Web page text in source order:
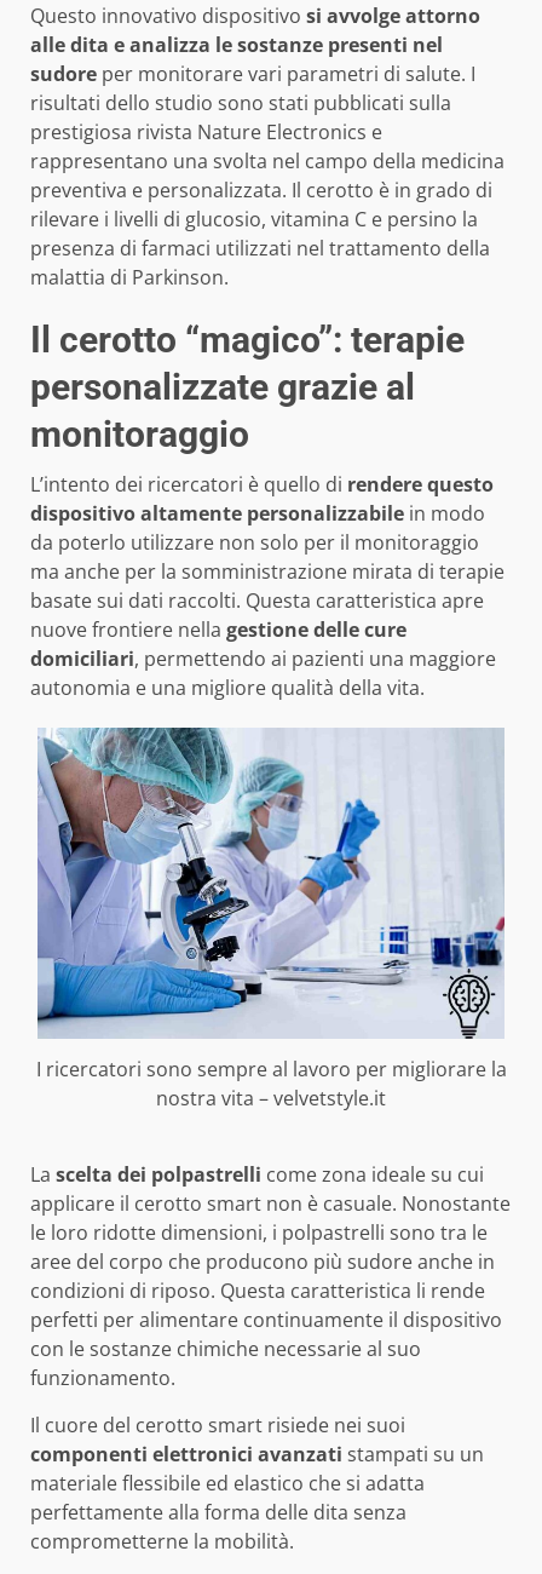
Questo innovativo dispositivo si avvolge attorno
alle dita e analizza le sostanze presenti nel
sudore per monitorare vari parametri di salute. I
risultati dello studio sono stati pubblicati sulla
prestigiosa rivista Nature Electronics e
rappresentano una svolta nel campo della medicina
preventiva e personalizzata. Il cerotto è in grado di
rilevare i livelli di glucosio, vitamina C e persino la
presenza di farmaci utilizzati nel trattamento della
malattia di Parkinson.
Il cerotto “magico”: terapie
personalizzate grazie al
monitoraggio
L’intento dei ricercatori è quello di rendere questo
dispositivo altamente personalizzabile in modo
da poterlo utilizzare non solo per il monitoraggio
ma anche per la somministrazione mirata di terapie
basate sui dati raccolti. Questa caratteristica apre
nuove frontiere nella gestione delle cure
domiciliari, permettendo ai pazienti una maggiore
autonomia e una migliore qualità della vita.
I ricercatori sono sempre al lavoro per migliorare la
nostra vita – velvetstyle.it
La scelta dei polpastrelli come zona ideale su cui
applicare il cerotto smart non è casuale. Nonostante
le loro ridotte dimensioni, i polpastrelli sono tra le
aree del corpo che producono più sudore anche in
condizioni di riposo. Questa caratteristica li rende
perfetti per alimentare continuamente il dispositivo
con le sostanze chimiche necessarie al suo
funzionamento.
Il cuore del cerotto smart risiede nei suoi
componenti elettronici avanzati stampati su un
materiale flessibile ed elastico che si adatta
perfettamente alla forma delle dita senza
comprometterne la mobilità.